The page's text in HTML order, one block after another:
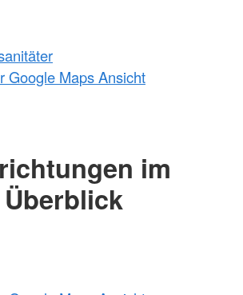
Google Maps Ansicht
im
Überblick